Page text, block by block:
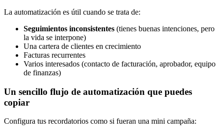
La automatización es útil cuando se trata de:
Seguimientos inconsistentes (tienes buenas intenciones, pero
la vida se interpone)
Una cartera de clientes en crecimiento
Facturas recurrentes
Varios interesados (contacto de facturación, aprobador, equipo
de finanzas)
Un sencillo flujo de automatización que puedes
copiar
Configura tus recordatorios como si fueran una mini campaña: